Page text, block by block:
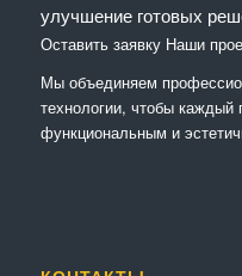
улучшение готовых
Оставить заявку Наши
Мы объединяем
технологии, чтобы
функциональным и